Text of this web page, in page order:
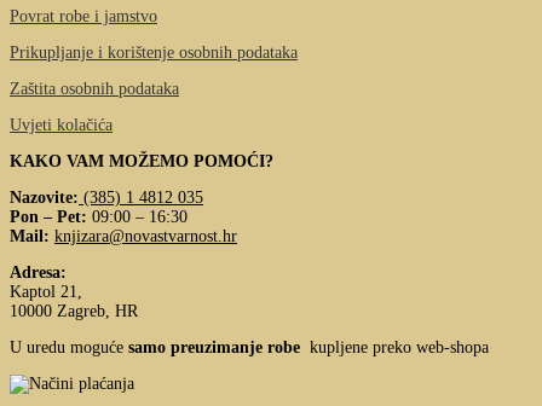
Povrat robe i jamstvo
Prikupljanje i korištenje osobnih podataka
Zaštita osobnih podataka
Uvjeti kolačića
KAKO VAM MOŽEMO POMOĆI?
Nazovite: (385) 1 4812 035
Pon – Pet: 09:00 – 16:30
Mail: knjizara@novastvarnost.hr
Adresa:
Kaptol 21,
10000 Zagreb, HR
U uredu moguće samo preuzimanje robe kupljene preko web-shopa